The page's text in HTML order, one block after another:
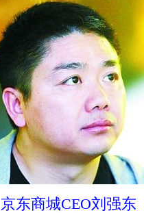
京东商城CEO刘强东